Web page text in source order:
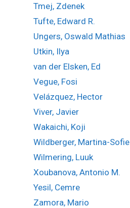
Tmej, Zdenek
Tufte, Edward R.
Ungers, Oswald Mathias
Utkin, Ilya
van der Elsken, Ed
Vegue, Fosi
Velázquez, Hector
Viver, Javier
Wakaichi, Koji
Wildberger, Martina-Sofie
Wilmering, Luuk
Xoubanova, Antonio M.
Yesil, Cemre
Zamora, Mario